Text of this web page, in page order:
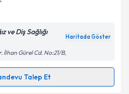
ve Diş Sağlığı
Haritada Göster
İlhan Gürel Cd. No:21/B,
Talep Et
Talebi